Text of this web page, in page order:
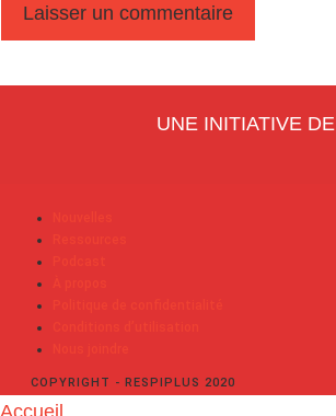
UNE INITIATIVE DE
COPYRIGHT - RESPIPLUS 2020